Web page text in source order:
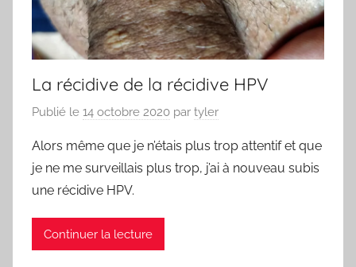
La récidive de la récidive HPV
Publié le 14 octobre 2020 par tyler
Alors même que je n’étais plus trop attentif et que
je ne me surveillais plus trop, j’ai à nouveau subis
une récidive HPV.
Continuer la lecture